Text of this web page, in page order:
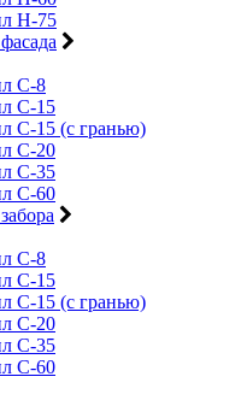
Н-75
С-8
С-15
С-15 (с гранью)
С-20
С-35
С-60
С-8
С-15
С-15 (с гранью)
С-20
С-35
С-60